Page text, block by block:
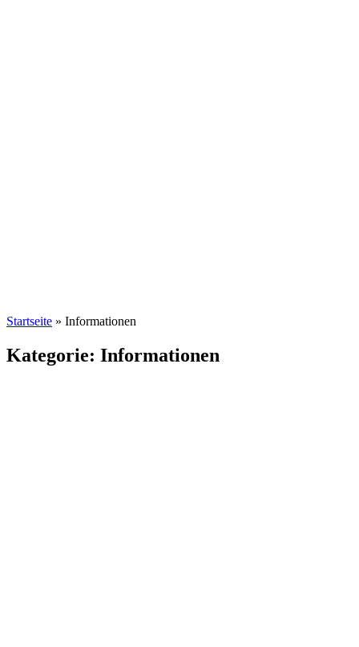
Startseite » Informationen
Kategorie: Informationen